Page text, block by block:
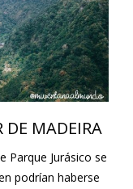
DE MADEIRA
Parque Jurásico se
podrían haberse